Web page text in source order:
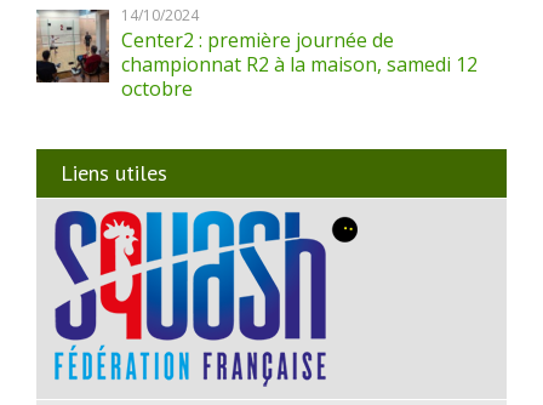
14/10/2024
Center2 : première journée de
championnat R2 à la maison, samedi 12
octobre
Liens utiles